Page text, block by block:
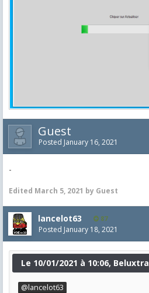
Guest
Posted January 16, 2021
-
Edited March 5, 2021 by Guest
lancelot63 87
Posted January 18, 2021
Le 10/01/2021 à 10:06,
@lancelot63